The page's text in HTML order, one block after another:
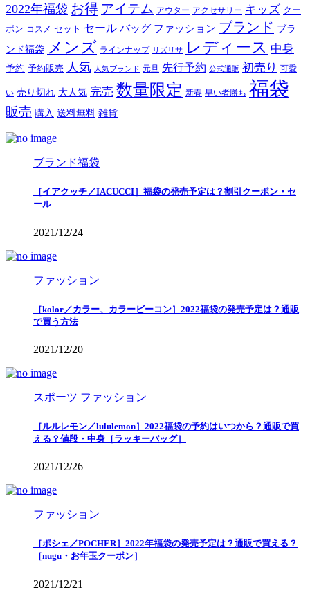
2022年福袋 お得 アイテム アウター アクセサリー キッズ クー
ポン コスメ セット セール バッグ ファッション ブランド ブラ
ンド福袋 メンズ ラインナップ リズリサ レディース 中身
予約 予約販売 人気 人気ブランド 元旦 先行予約 公式通販 初売り 可愛
い 売り切れ 大人気 完売 数量限定 新春 早い者勝ち 福袋
販売 購入 送料無料 雑貨
ブランド福袋
［イアクッチ／IACUCCI］福袋の発売予定は？割引クーポン・セ
ール
2021/12/24
ファッション
［kolor／カラー、カラービーコン］2022福袋の発売予定は？通販
で買う方法
2021/12/20
スポーツ ファッション
［ルルレモン／lululemon］2022福袋の予約はいつから？通販で買
える？値段・中身［ラッキーバッグ］
2021/12/26
ファッション
［ポシェ／POCHER］2022年福袋の発売予定は？通販で買える？
［nugu・お年玉クーポン］
2021/12/21